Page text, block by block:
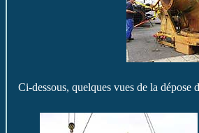
Ci-dessous, quelques vues de la